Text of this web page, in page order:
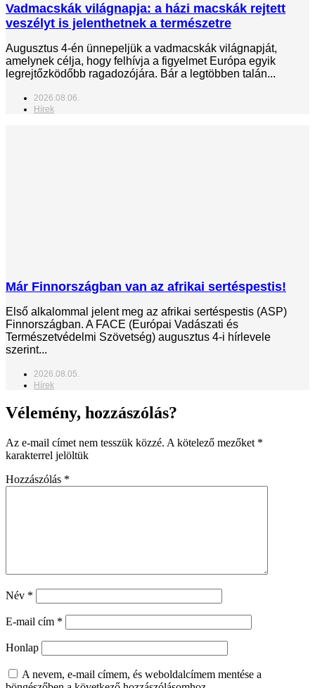
Vadmacskák világnapja: a házi macskák rejtett
veszélyt is jelenthetnek a természetre
Augusztus 4-én ünnepeljük a vadmacskák világnapját,
amelynek célja, hogy felhívja a figyelmet Európa egyik
legrejtőzködőbb ragadozójára. Bár a legtöbben talán...
2026.08.06.
Hírek
Már Finnországban van az afrikai sertéspestis!
Első alkalommal jelent meg az afrikai sertéspestis (ASP)
Finnországban. A FACE (Európai Vadászati és
Természetvédelmi Szövetség) augusztus 4-i hírlevele
szerint...
2026.08.05.
Hírek
Vélemény, hozzászólás?
Az e-mail címet nem tesszük közzé. A kötelező mezőket *
karakterrel jelöltük
Hozzászólás *
Név *
E-mail cím *
Honlap
A nevem, e-mail címem, és weboldalcímem mentése a